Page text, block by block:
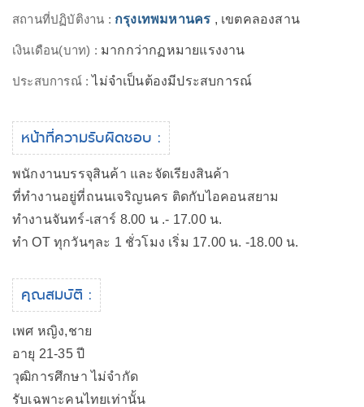
สถานที่ปฏิบัติงาน : กรุงเทพมหานคร , เขตคลองสาน
เงินเดือน(บาท) : มากกว่ากฏหมายแรงงาน
ประสบการณ์ :ไม่จำเป็นต้องมีประสบการณ์
หน้าที่ความรับผิดชอบ :
พนักงานบรรจุสินค้า และจัดเรียงสินค้า
ที่ทำงานอยู่ที่ถนนเจริญนคร ติดกับไอคอนสยาม
ทำงานจันทร์-เสาร์ 8.00 น .- 17.00 น.
ทำ OT ทุกวันๆละ 1 ชั่วโมง เริ่ม 17.00 น. -18.00 น.
คุณสมบัติ :
เพศ หญิง,ชาย
อายุ 21-35 ปี
วุฒิการศึกษา ไม่จำกัด
รับเฉพาะคนไทยเท่านั้น